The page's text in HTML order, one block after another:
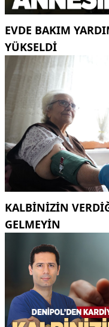
EVDE BAKIM
YÜKSELDI
KALBINIZIN
GELMEYIN